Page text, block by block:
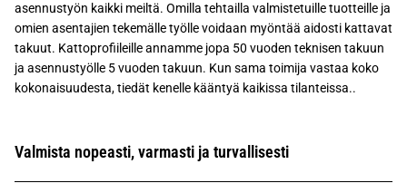
asennustyön kaikki meiltä. Omilla tehtailla valmistetuille tuotteille ja
omien asentajien tekemälle työlle voidaan myöntää aidosti kattavat
takuut. Kattoprofiileille annamme jopa 50 vuoden teknisen takuun
ja asennustyölle 5 vuoden takuun. Kun sama toimija vastaa koko
kokonaisuudesta, tiedät kenelle kääntyä kaikissa tilanteissa..
Valmista nopeasti, varmasti ja turvallisesti